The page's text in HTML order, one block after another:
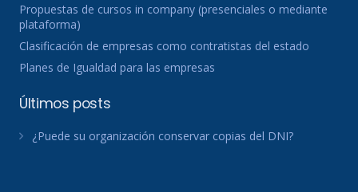
Propuestas de cursos in company (presenciales o mediante
plataforma)
Clasificación de empresas como contratistas del estado
Planes de Igualdad para las empresas
Últimos posts
¿Puede su organización conservar copias del DNI?